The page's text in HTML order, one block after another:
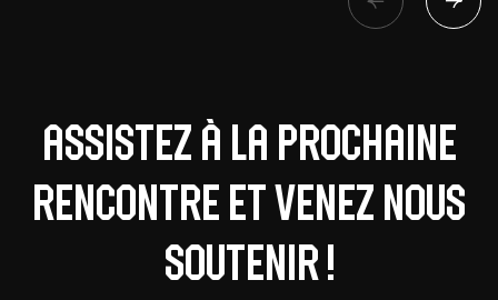
Assistez à la prochaine
rencontre et venez nous
soutenir !